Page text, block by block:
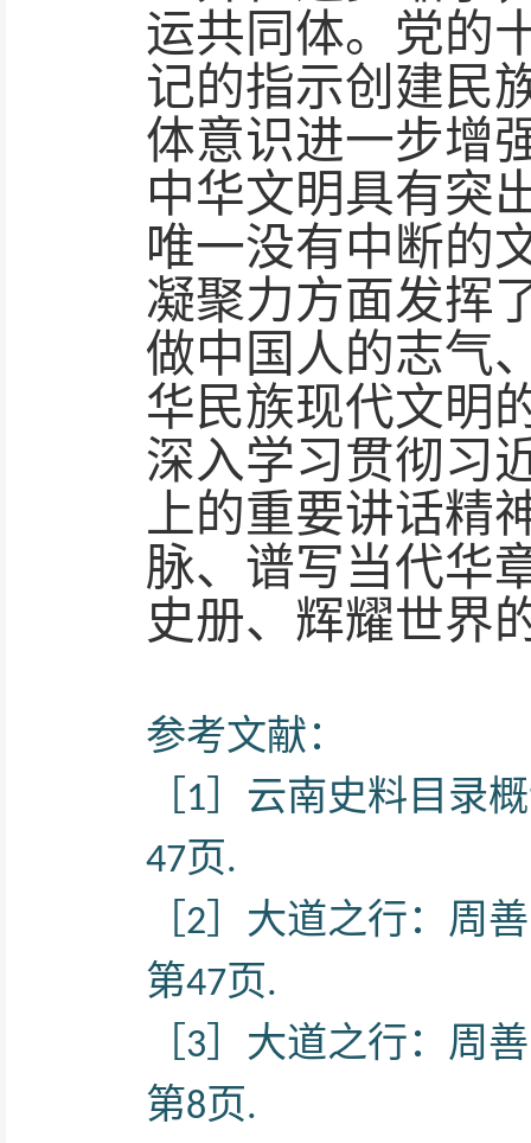
运共同体。党的
记的指示创建民
体意识进一步增
中华文明具有突
唯一没有中断的
凝聚力方面发挥
做中国人的志气
华民族现代文明
深入学习贯彻习
上的重要讲话精
脉、谱写当代华
史册、辉耀世界
参考文献：
1 ］云南史料目录
47页.
2 ］大道之行：周
第47页.
3 ］大道之行：周
第8页.